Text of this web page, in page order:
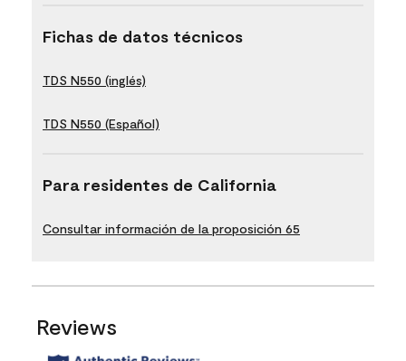
Fichas de datos técnicos
TDS N550 (inglés)
TDS N550 (Español)
Para residentes de California
Consultar información de la proposición 65
Reviews